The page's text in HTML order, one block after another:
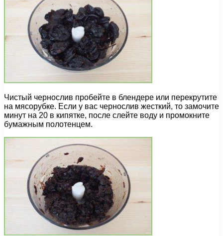
Чистый чернослив пробейте в блендере или перекрутите
на мясорубке. Если у вас чернослив жесткий, то замочите
минут на 20 в кипятке, после слейте воду и промокните
бумажным полотенцем.